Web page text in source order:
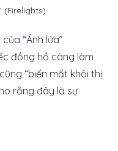
(Firelights)
“Ánh lửa”
đồng hồ càng làm
“biến mất khỏi thị
rằng đây là sự